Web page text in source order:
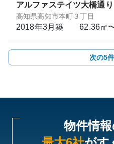
アルファステイツ大橋通り
高知県高知市本町３丁目
2018年3月築 62.36㎡
次の5
物件情